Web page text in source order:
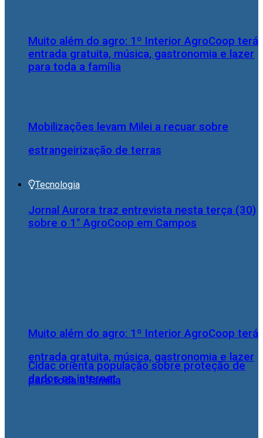
Mobilizações levam Milei a recuar sobre
estrangeirização de terras
Tecnologia
Muito além do agro: 1º Interior AgroCoop terá
entrada gratuita, música, gastronomia e lazer
para toda a família
Muito além do agro: 1º Interior AgroCoop terá
entrada gratuita, música, gastronomia e lazer
para toda a família
Jornal Aurora traz entrevista nesta terça (30)
sobre o 1° AgroCoop em Campos
Cidac orienta população sobre proteção de
dados na internet